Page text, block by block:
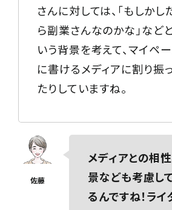
さんに対しては、「もしかし
ら副業さんなのかな」など
いう背景を考えて、マイペ
に書けるメディアに割り振
たりしていますね。
メディアとの相
景なども考慮し
るんですね！ラ